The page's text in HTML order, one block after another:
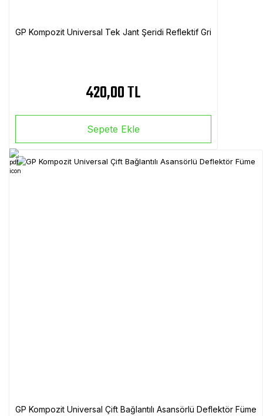
GP Kompozit Universal Tek Jant Şeridi Reflektif Gri
420,00 TL
Sepete Ekle
GP Kompozit Universal Çift Bağlantılı Asansörlü Deflektör Füme